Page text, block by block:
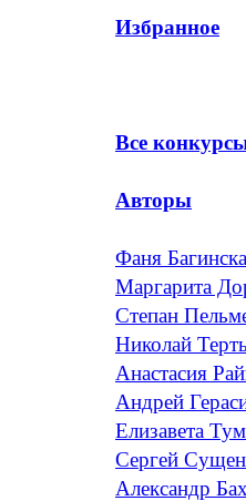
Избранное
Все
Авторы
Фаня
Маргарита
Степан
Николай
Анастасия
Андрей
Елизавета
Сергей
Александр